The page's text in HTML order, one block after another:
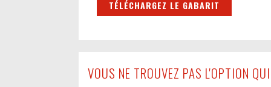
TÉLÉCHARGEZ LE GABARIT
VOUS NE TROUVEZ PAS L'OPTION